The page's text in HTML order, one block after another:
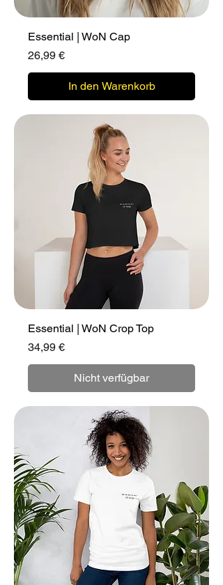
Essential | WoN Cap
Preis
26,99 €
In den Warenkorb
Essential | WoN Crop Top
Preis
34,99 €
Nicht verfügbar